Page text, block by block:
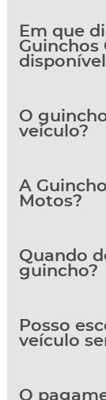
Em que
Guinchos
O
veículo?
A
Motos?
Quando
guincho?
Posso
veículo
O